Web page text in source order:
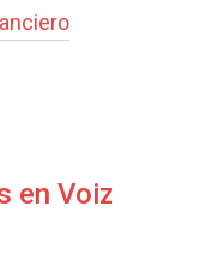
en Voiz